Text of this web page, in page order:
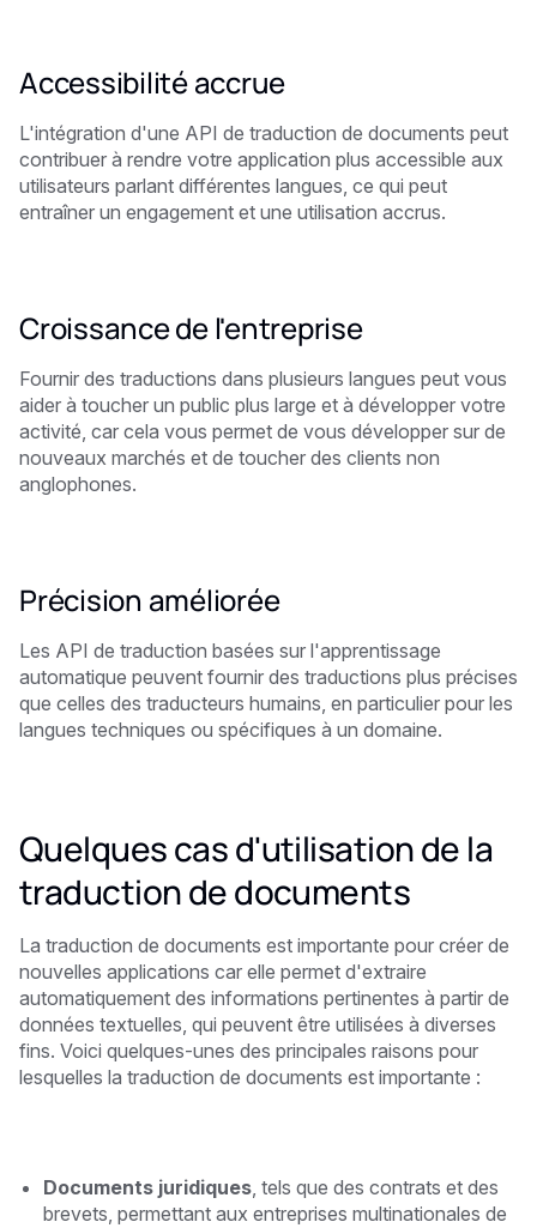
Accessibilité accrue
L'intégration d'une API de traduction de documents peut
contribuer à rendre votre application plus accessible aux
utilisateurs parlant différentes langues, ce qui peut
entraîner un engagement et une utilisation accrus.
Croissance de l'entreprise
Fournir des traductions dans plusieurs langues peut vous
aider à toucher un public plus large et à développer votre
activité, car cela vous permet de vous développer sur de
nouveaux marchés et de toucher des clients non
anglophones.
Précision améliorée
Les API de traduction basées sur l'apprentissage
automatique peuvent fournir des traductions plus précises
que celles des traducteurs humains, en particulier pour les
langues techniques ou spécifiques à un domaine.
Quelques cas d'utilisation de la
traduction de documents
La traduction de documents est importante pour créer de
nouvelles applications car elle permet d'extraire
automatiquement des informations pertinentes à partir de
données textuelles, qui peuvent être utilisées à diverses
fins. Voici quelques-unes des principales raisons pour
lesquelles la traduction de documents est importante :
Documents juridiques , tels que des contrats et des
brevets, permettant aux entreprises multinationales de